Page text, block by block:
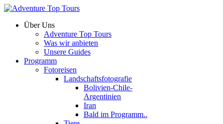
Über Uns
Adventure Top Tours
Was wir anbieten
Unsere Guides
Programm
Fotoreisen
Landschaftsfotografie
Bolivien-Chile-
Argentinien
Iran
Bald im Programm..